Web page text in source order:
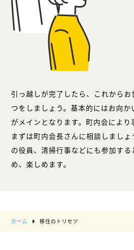
引っ越しが完了したら、これから
つをしましょう。基本的にはお向
がメインとなります。町内会により
まずは町内会長さんに相談しまし
の役員、清掃行事などにも参加す
め、楽しめます。
ホーム 移住のトリセツ